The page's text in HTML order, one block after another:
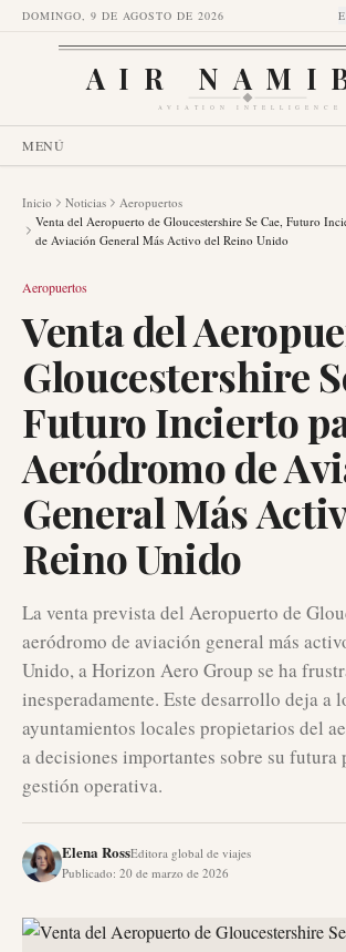
DOMINGO, 9 DE AGOSTO DE 2026
AIR
AVIATION INTELLIGENCE
MENÚ
Inicio Noticias
Aeropuertos
Venta del Aeropuerto de Gloucestershire Se Cae, Futuro
de Aviación General Más Activo del Reino Unido
Aeropuertos
Venta del
Gloucestershire
Futuro Incierto
Aeródromo de
General Más
Reino Unido
La venta prevista del Aeropuerto de
aeródromo de aviación general más
Unido, a Horizon Aero Group se ha
inesperadamente. Este desarrollo deja a
ayuntamientos locales propietarios del
a decisiones importantes sobre su futura
gestión operativa.
Elena RossEditora global de viajes
Publicado: 20 de marzo de 2026